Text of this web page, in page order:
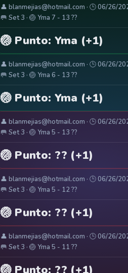
👤 blanmejias@hotmail.com · 🕒 06/26/
🥅 Set 3 · 🏐 Yma 7 - 13 ??
🏐 Punto: Yma (+1)
👤 blanmejias@hotmail.com · 🕒 06/26/
🥅 Set 3 · 🏐 Yma 6 - 13 ??
🏐 Punto: Yma (+1)
👤 blanmejias@hotmail.com · 🕒 06/26/
🥅 Set 3 · 🏐 Yma 5 - 13 ??
🏐 Punto: ?? (+1)
👤 blanmejias@hotmail.com · 🕒 06/26/
🥅 Set 3 · 🏐 Yma 5 - 12 ??
🏐 Punto: ?? (+1)
👤 blanmejias@hotmail.com · 🕒 06/26/
🥅 Set 3 · 🏐 Yma 5 - 11 ??